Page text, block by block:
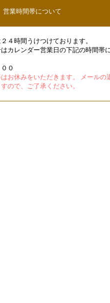
営業時間帯について
４時間うけつけております。
カレンダー営業日の下記の時間帯
０
お休みをいただきます。 メールの
ので、ご了承ください。